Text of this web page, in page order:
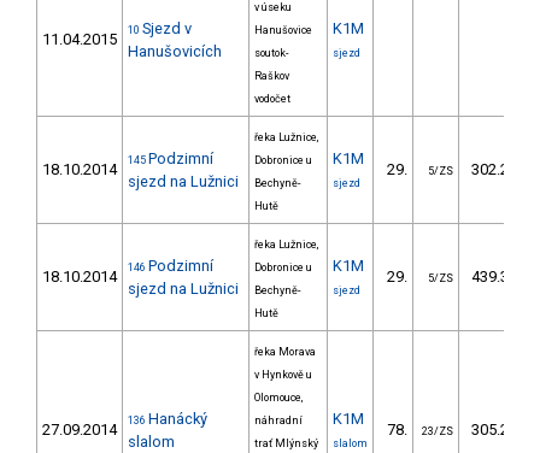
11.04.2015 10 Sjezd v
Hanušovicích
v úseku
Hanušovice
soutok-
Raškov
vodočet
K1M
sjezd
18.10.2014 145 Podzimní
sjezd na Lužnici
řeka Lužnice,
Dobronice u
Bechyně-
Hutě
K1M
sjezd
29. 5/ZS 302.20
18.10.2014 146 Podzimní
sjezd na Lužnici
řeka Lužnice,
Dobronice u
Bechyně-
Hutě
K1M
sjezd
29. 5/ZS 439.30
27.09.2014 136 Hanácký
slalom
řeka Morava
v Hynkově u
Olomouce,
náhradní
trať Mlýnský
K1M
slalom
78. 23/ZS 305.27